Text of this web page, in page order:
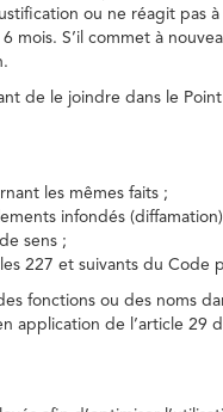
ou ne réagit pas
S’il commet à
de le joindre dans le
les mêmes faits ;
infondés
sens ;
227 et suivants du Code
fonctions ou des noms
application de l’article 29